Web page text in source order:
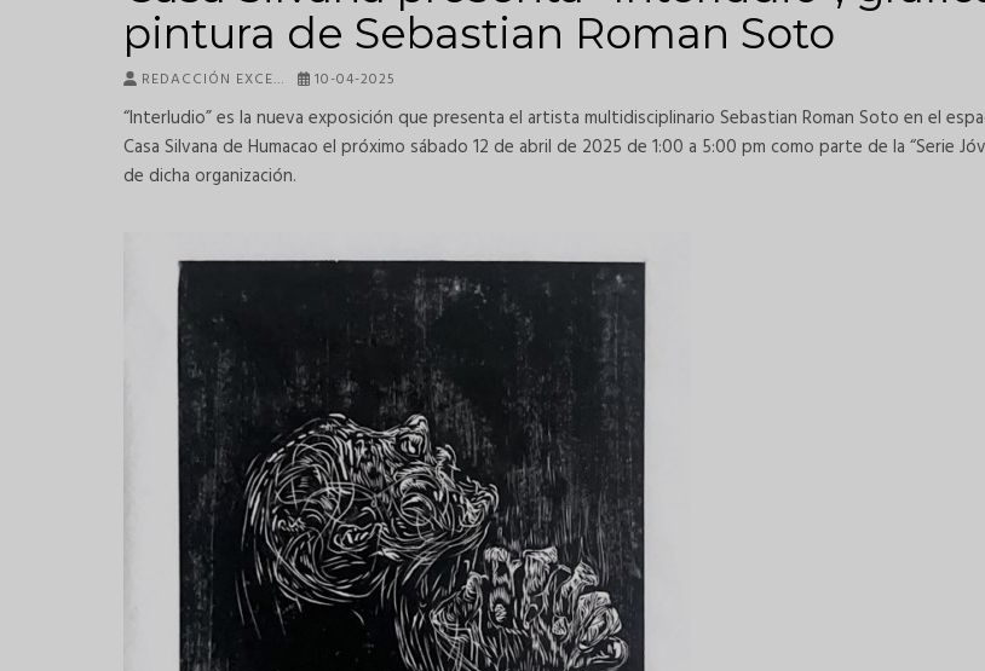
pintura de Sebastian Roman Soto
REDACCIÓN EXCE… 10-04-2025
“Interludio” es la nueva exposición que presenta el artista multidisciplinario Sebastian Roman Soto en el
Casa Silvana de Humacao el próximo sábado 12 de abril de 2025 de 1:00 a 5:00 pm como parte de la “Serie
de dicha organización.